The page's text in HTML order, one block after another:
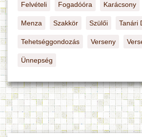
Felvételi Fogadóóra Karácsony
Menza Szakkör Szülői Tanári
Tehetséggondozás Verseny
Ünnepség